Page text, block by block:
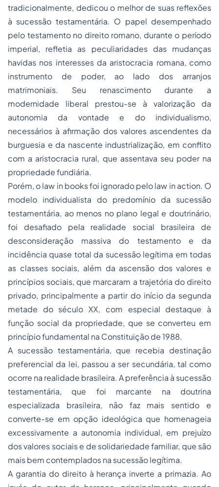
tradicionalmente, dedicou o melhor de suas reflexões
à sucessão testamentária. O papel desempenhado
pelo testamento no direito romano, durante o período
imperial, refletia as peculiaridades das mudanças
havidas nos interesses da aristocracia romana, como
instrumento de poder, ao lado dos arranjos
matrimoniais. Seu renascimento durante a
modernidade liberal prestou-se à valorização da
autonomia da vontade e do individualismo,
necessários à afirmação dos valores ascendentes da
burguesia e da nascente industrialização, em conflito
com a aristocracia rural, que assentava seu poder na
propriedade fundiária.
Porém, olaw in booksfoi ignorado pelolaw in action. O
modelo individualista do predomínio da sucessão
testamentária, ao menos no plano legal e doutrinário,
foi desafiado pela realidade social brasileira de
desconsideração massiva do testamento e da
incidência quase total da sucessão legítima em todas
as classes sociais, além da ascensão dos valores e
princípios sociais, que marcaram a trajetória do direito
privado, principalmente a partir do início da segunda
metade do século XX, com especial destaque à
função social da propriedade, que se converteu em
princípio fundamental na Constituição de 1988.
A sucessão testamentária, que recebia destinação
preferencial da lei, passou a ser secundária, tal como
ocorre na realidade brasileira. A preferência à sucessão
testamentária, que foi marcante na doutrina
especializada brasileira, não faz mais sentido e
converte-se em opção ideológica que homenageia
excessivamente a autonomia individual, em prejuízo
dos valores sociais e de solidariedade familiar, que são
mais bem contemplados na sucessão legítima.
A garantia do direito à herança inverte a primazia. Ao